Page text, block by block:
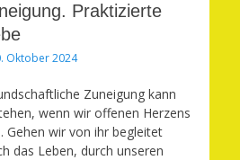
Praktizierte
Oktober 2024
Zuneigung kann
wenn wir offenen Herzens
Gehen wir von ihr begleitet
das Leben, durch unseren